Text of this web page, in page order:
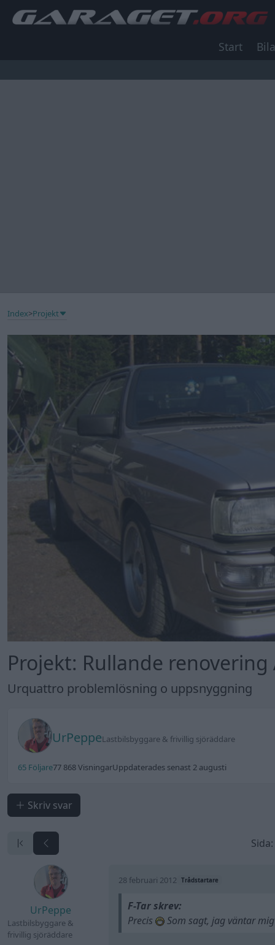
Start
Index>Projekt
Projekt: Rullande
Urquattro problemlösning o uppsnyggning
UrPeppeLastbilsbyggare & frivillig sjöräddare
65 Följare77 868 VisningarUppdaterades senast 2 augusti
Skriv svar
Sida:
UrPeppe
Lastbilsbyggare &
frivillig sjöräddare
28 februari 2012 Trådstartare
F-Tar skrev:
Precis
Som sagt, jag väntar